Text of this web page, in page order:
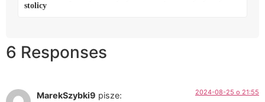
stolicy
6 Responses
MarekSzybki9 pisze: 2024-08-25 o 21:55